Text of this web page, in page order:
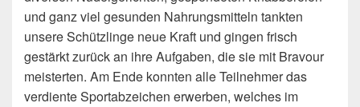
und ganz viel gesunden Nahrungsmitteln tankten
unsere Schützlinge neue Kraft und gingen frisch
gestärkt zurück an ihre Aufgaben, die sie mit Bravour
meisterten. Am Ende konnten alle Teilnehmer das
verdiente Sportabzeichen erwerben, welches im